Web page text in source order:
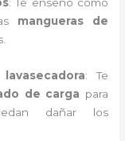
: Te enseño cómo
mangueras de
: Te
de carga para
dañar los